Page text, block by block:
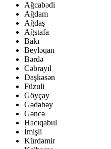
Ağcabədi
Ağdam
Ağdaş
Ağstafa
Bakı
Beyləqan
Bərdə
Cəbrayıl
Daşkəsən
Füzuli
Göyçay
Gədəbəy
Gəncə
Hacıqabul
İmişli
Kürdəmir